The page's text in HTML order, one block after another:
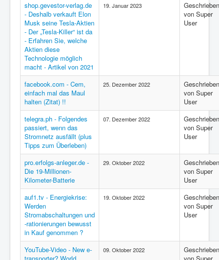
shop.gevestor-verlag.de
- Deshalb verkauft Elon
Musk seine Tesla-Aktien
- Der „Tesla-Killer“ ist da
- Erfahren Sie, welche
Aktien diese
Technologie möglich
macht - Artikel von 2021
19. Januar 2023
Geschrieben
von Super
User
facebook.com - Cem,
einfach mal das Maul
halten (Zitat) !!
25. Dezember 2022
Geschrieben
von Super
User
telegra.ph - Folgendes
passiert, wenn das
Stromnetz ausfällt (plus
Tipps zum Überleben)
07. Dezember 2022
Geschrieben
von Super
User
pro.erfolgs-anleger.de -
Die 19-Millionen-
Kilometer-Batterie
29. Oktober 2022
Geschrieben
von Super
User
auf1.tv - Energiekrise:
Werden
Stromabschaltungen und
-rationierungen bewusst
in Kauf genommen ?
19. Oktober 2022
Geschrieben
von Super
User
YouTube-Video - New e-
09. Oktober 2022
Geschrieben